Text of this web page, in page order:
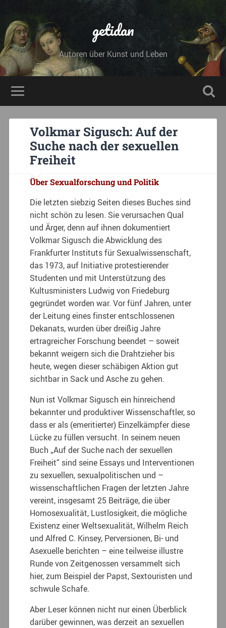
getidan
Autoren über Kunst und Leben
Volkmar Sigusch: Auf der
Suche nach der sexuellen
Freiheit
Über Sexualforschung und Politik
Die letzten siebzig Seiten dieses Buches sind
nicht schön zu lesen. Sie verursachen Qual
und Ärger, denn auf ihnen dokumentiert
Volkmar Sigusch die Abwicklung des
Frankfurter Instituts für Sexualwissenschaft,
das 1973, auf Initiative protestierender
Studenten und mit Unterstützung des
Kultusministers Ludwig von Friedeburg
gegründet worden war. Vor fünf Jahren, unter
der Leitung eines finster entschlossenen
Dekanats, wurden über dreißig Jahre
ertragreicher Forschung beendet – soweit
bekannt weigern sich die Drahtzieher bis
heute, wegen dieser schäbigen Aktion gut
sichtbar in Sack und Asche zu gehen.
Nun ist Volkmar Sigusch ein hinreichend
bekannter und produktiver Wissenschaftler, so
dass er als (emeritierter) Einzelkämpfer diese
Lücke zu füllen versucht. In seinem neuen
Buch „Auf der Suche nach der sexuellen
Freiheit“ sind seine Essays und Interventionen
zu sexuellen, sexualpolitischen und –
wissenschaftlichen Fragen der letzten Jahre
vereint, insgesamt 25 Beiträge, die über
Homosexualität, Lustlosigkeit, die mögliche
Existenz einer Weltsexualität, Wilhelm Reich
und Alfred C. Kinsey, Perversionen, Bi- und
Asexuelle berichten – eine teilweise illustre
Runde von Zeitgenossen versammelt sich
hier, zum Beispiel der Papst, Sextouristen und
schwule Schafe.
Aber Leser können nicht nur einen Überblick
darüber gewinnen, was derzeit an sexuellen